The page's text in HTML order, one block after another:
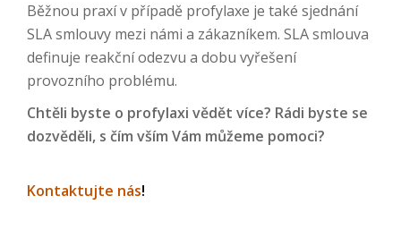
Běžnou praxí v případě profylaxe je také sjednání
SLA smlouvy mezi námi a zákazníkem. SLA smlouva
definuje reakční odezvu a dobu vyřešení
provozního problému.
Chtěli byste o profylaxi vědět více? Rádi byste se
dozvěděli, s čím vším Vám můžeme pomoci?
Kontaktujte nás!